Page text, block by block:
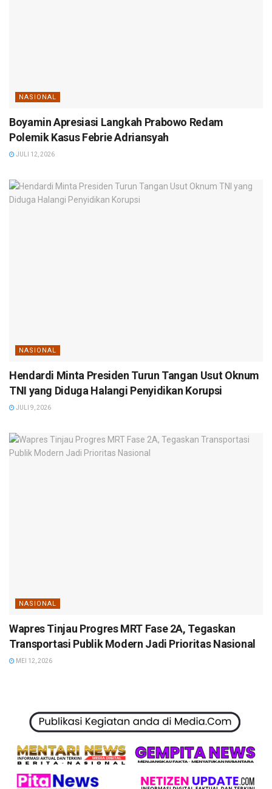
NASIONAL
Boyamin Apresiasi Langkah Prabowo Redam
Polemik Kasus Febrie Adriansyah
JULI 12, 2026
NASIONAL
Hendardi Minta Presiden Turun Tangan Usut Oknum
TNI yang Diduga Halangi Penyidikan Korupsi
JULI 9, 2026
NASIONAL
Wapres Tinjau Progres MRT Fase 2A, Tegaskan
Transportasi Publik Modern Jadi Prioritas Nasional
MEI 12, 2026